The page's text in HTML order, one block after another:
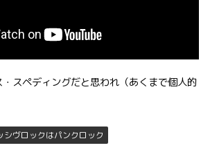
・スペディングだと思われ（あくまで個人的
シヴロックはパンクロック